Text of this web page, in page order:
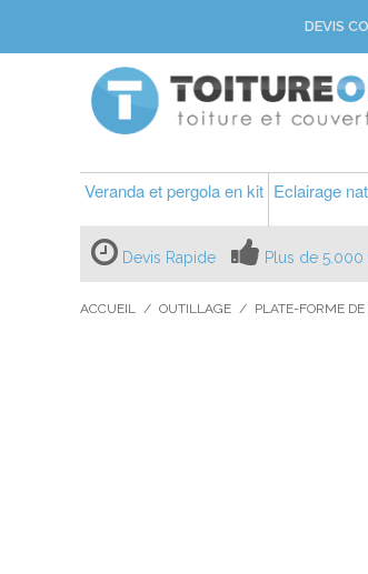
DEVIS
Veranda et pergola en kit Eclairage
Devis Rapide Plus de
ACCUEIL / OUTILLAGE / PLATE-FORME